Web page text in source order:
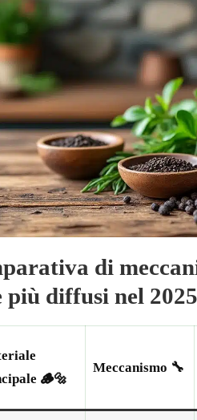
di
più diffusi nel 2025
🪵🔩
Meccanismo 🔧